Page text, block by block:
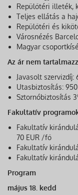
Repülőtéri illeték,
Teljes ellátás a
Repülőtéri és
Városnézés
Magyar
Az ár nem
Javasolt szervizdíj:
Utasbiztosítás:
Sztornóbiztosítás
Fakultatív
Fakultatív
70 EUR /fő
Fakultatív
Fakultatív
Program
május 18. kedd